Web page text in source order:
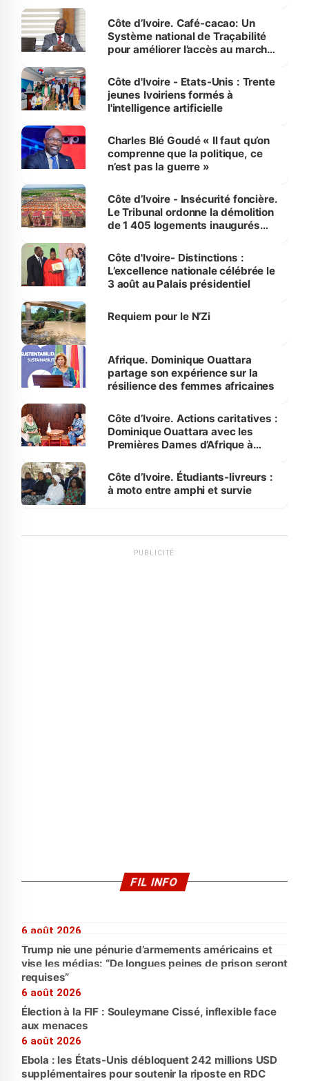
Côte d’Ivoire. Café-cacao: Un
Système national de Traçabilité
pour améliorer l’accès au marché
Côte d'Ivoire - Etats-Unis : Trente
jeunes Ivoiriens formés à
l'intelligence artificielle
Charles Blé Goudé « Il faut qu’on
comprenne que la politique, ce
n’est pas la guerre »
Côte d’Ivoire - Insécurité foncière.
Le Tribunal ordonne la démolition
de 1 405 logements inaugurés
Bassam
Côte d'Ivoire- Distinctions :
L’excellence nationale célébrée le
3 août au Palais présidentiel
Requiem pour le N’Zi
Afrique. Dominique Ouattara
partage son expérience sur la
résilience des femmes africaines
Côte d’Ivoire. Actions caritatives :
Dominique Ouattara avec les
Premières Dames d’Afrique à
Côte d’Ivoire. Étudiants-livreurs :
à moto entre amphi et survie
PUBLICITÉ
FIL INFO
6 août 2026
Trump nie une pénurie d’armements américains et
vise les médias: “De longues peines de prison seront
requises”
6 août 2026
Élection à la FIF : Souleymane Cissé, inflexible face
aux menaces
6 août 2026
Ebola : les États-Unis débloquent 242 millions USD
supplémentaires pour soutenir la riposte en RDC